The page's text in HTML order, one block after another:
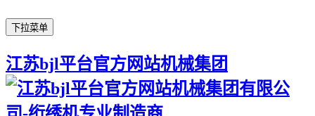
下拉菜单
江苏bjl平台官方网站机械集团